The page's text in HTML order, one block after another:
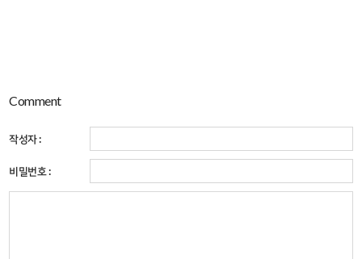
Comment
작성자 :
비밀번호 :